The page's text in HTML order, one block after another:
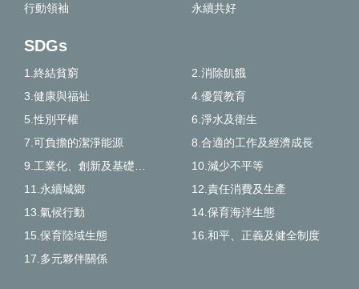
行動領袖
永續共好
SDGs
1.終結貧窮
2.消除飢餓
3.健康與福祉
4.優質教育
5.性別平權
6.淨水及衛生
7.可負擔的潔淨能源
8.合適的工作及經濟成長
10.減少不平等
11.永續城鄉
12.責任消費及生產
13.氣候行動
14.保育海洋生態
15.保育陸域生態
16.和平、正義及健全制度
17.多元夥伴關係